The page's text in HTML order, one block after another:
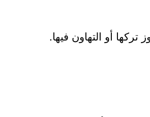
أو التهاون فيها.